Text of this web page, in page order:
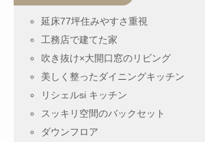
延床77坪住みやすさ重視
工務店で建てた家
吹き抜け×大開口窓のリビング
美しく整ったダイニングキッチン
リシェルsi キッチン
スッキリ空間のバックセット
ダウンフロア